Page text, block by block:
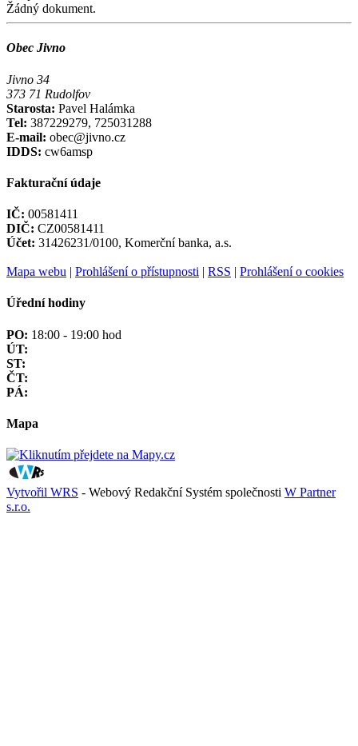
Žádný dokument.
Obec Jivno
Jivno 34
373 71 Rudolfov
Starosta: Pavel Halámka
Tel: 387229279, 725031288
E-mail: obec@jivno.cz
IDDS: cw6amsp
Fakturační údaje
IČ: 00581411
DIČ: CZ00581411
Účet: 31426231/0100, Komerční banka, a.s.
Mapa webu | Prohlášení o přístupnosti | RSS | Prohlášení o cookies
Úřední hodiny
PO: 18:00 - 19:00 hod
ÚT:
ST:
ČT:
PÁ:
Mapa
Vytvořil WRS - Webový Redakční Systém společnosti W Partner
s.r.o.